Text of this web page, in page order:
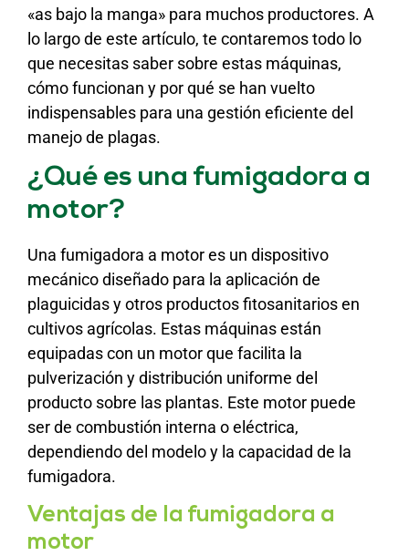
«as bajo la manga» para muchos productores. A
lo largo de este artículo, te contaremos todo lo
que necesitas saber sobre estas máquinas,
cómo funcionan y por qué se han vuelto
indispensables para una gestión eficiente del
manejo de plagas.
¿Qué es una fumigadora a
motor?
Una fumigadora a motor es un dispositivo
mecánico diseñado para la aplicación de
plaguicidas y otros productos fitosanitarios en
cultivos agrícolas. Estas máquinas están
equipadas con un motor que facilita la
pulverización y distribución uniforme del
producto sobre las plantas. Este motor puede
ser de combustión interna o eléctrica,
dependiendo del modelo y la capacidad de la
fumigadora.
Ventajas de la fumigadora a
motor